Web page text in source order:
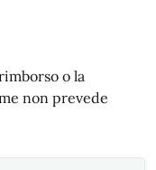
o la
non prevede